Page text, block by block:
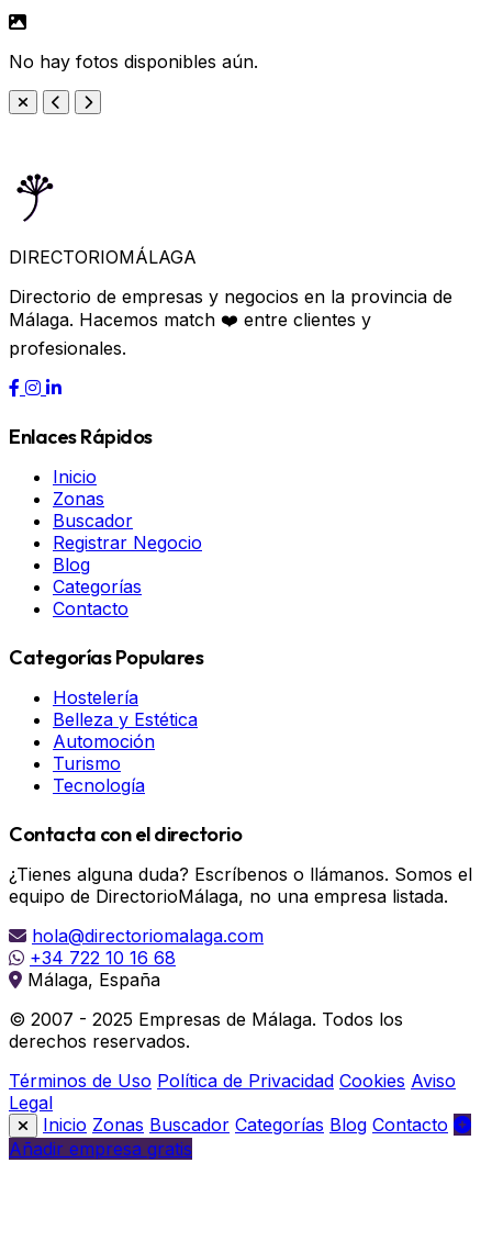
No hay fotos disponibles aún.
DIRECTORIOMÁLAGA
Directorio de empresas y negocios en la provincia de
Málaga. Hacemos match ❤️ entre clientes y
profesionales.
Enlaces Rápidos
Inicio
Zonas
Buscador
Registrar Negocio
Blog
Categorías
Contacto
Categorías Populares
Hostelería
Belleza y Estética
Automoción
Turismo
Tecnología
Contacta con el directorio
¿Tienes alguna duda? Escríbenos o llámanos. Somos el
equipo de DirectorioMálaga, no una empresa listada.
hola@directoriomalaga.com
+34 722 10 16 68
Málaga, España
© 2007 - 2025 Empresas de Málaga. Todos los
derechos reservados.
Términos de Uso Política de Privacidad Cookies Aviso
Legal
Inicio Zonas Buscador Categorías Blog Contacto
Añadir empresa gratis